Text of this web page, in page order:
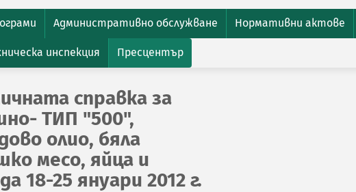
Административно обслужване Нормативни актове
инспекция Пресцентър
справка за
ТИП "500",
олио, бяла
месо, яйца и
18-25 януари 2012 г.